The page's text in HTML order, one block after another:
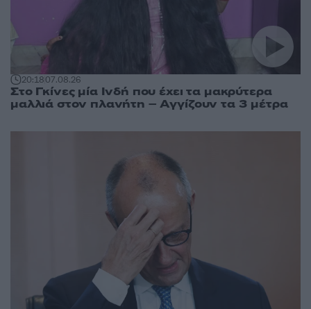
20:1807.08.26
Στο Γκίνες μία Ινδή που έχει τα μακρύτερα
μαλλιά στον πλανήτη – Αγγίζουν τα 3 μέτρα